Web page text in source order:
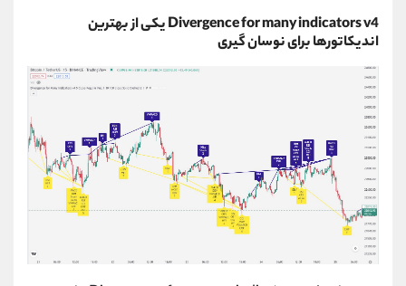
Divergence for many indicators v4یکی از بهترین
اندیکاتورها برای نوسان گیری